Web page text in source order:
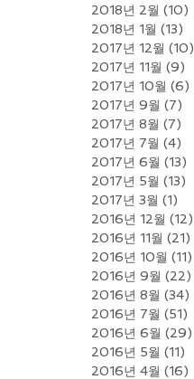
2018년 2월 (10)
2018년 1월 (13)
2017년 12월 (10)
2017년 11월 (9)
2017년 10월 (6)
2017년 9월 (7)
2017년 8월 (7)
2017년 7월 (4)
2017년 6월 (13)
2017년 5월 (13)
2017년 3월 (1)
2016년 12월 (12)
2016년 11월 (21)
2016년 10월 (11)
2016년 9월 (22)
2016년 8월 (34)
2016년 7월 (51)
2016년 6월 (29)
2016년 5월 (11)
2016년 4월 (16)